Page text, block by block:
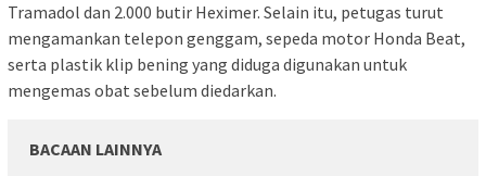
Tramadol dan 2.000 butir Heximer. Selain itu, petugas turut
mengamankan telepon genggam, sepeda motor Honda Beat,
serta plastik klip bening yang diduga digunakan untuk
mengemas obat sebelum diedarkan.
BACAAN LAINNYA